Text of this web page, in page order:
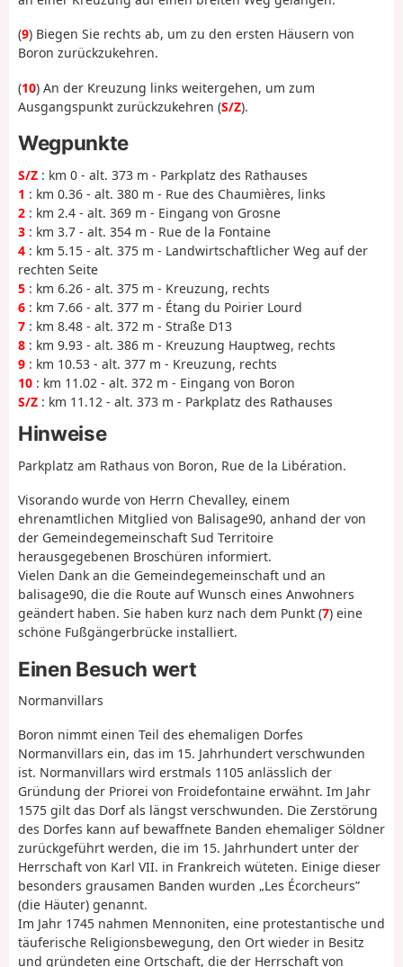
(9) Biegen Sie rechts ab, um zu den ersten Häusern von
Boron zurückzukehren.
(10) An der Kreuzung links weitergehen, um zum
Ausgangspunkt zurückzukehren (S/Z).
Wegpunkte
S/Z : km 0 - alt. 373 m - Parkplatz des Rathauses
1 : km 0.36 - alt. 380 m - Rue des Chaumières, links
2 : km 2.4 - alt. 369 m - Eingang von Grosne
3 : km 3.7 - alt. 354 m - Rue de la Fontaine
4 : km 5.15 - alt. 375 m - Landwirtschaftlicher Weg auf der
rechten Seite
5 : km 6.26 - alt. 375 m - Kreuzung, rechts
6 : km 7.66 - alt. 377 m - Étang du Poirier Lourd
7 : km 8.48 - alt. 372 m - Straße D13
8 : km 9.93 - alt. 386 m - Kreuzung Hauptweg, rechts
9 : km 10.53 - alt. 377 m - Kreuzung, rechts
10 : km 11.02 - alt. 372 m - Eingang von Boron
S/Z : km 11.12 - alt. 373 m - Parkplatz des Rathauses
Hinweise
Parkplatz am Rathaus von Boron, Rue de la Libération.
Visorando wurde von Herrn Chevalley, einem
ehrenamtlichen Mitglied von Balisage90, anhand der von
der Gemeindegemeinschaft Sud Territoire
herausgegebenen Broschüren informiert.
Vielen Dank an die Gemeindegemeinschaft und an
balisage90, die die Route auf Wunsch eines Anwohners
geändert haben. Sie haben kurz nach dem Punkt (7) eine
schöne Fußgängerbrücke installiert.
Einen Besuch wert
Normanvillars
Boron nimmt einen Teil des ehemaligen Dorfes
Normanvillars ein, das im 15. Jahrhundert verschwunden
ist. Normanvillars wird erstmals 1105 anlässlich der
Gründung der Priorei von Froidefontaine erwähnt. Im Jahr
1575 gilt das Dorf als längst verschwunden. Die Zerstörung
des Dorfes kann auf bewaffnete Banden ehemaliger Söldner
zurückgeführt werden, die im 15. Jahrhundert unter der
Herrschaft von Karl VII. in Frankreich wüteten. Einige dieser
besonders grausamen Banden wurden „Les Écorcheurs”
(die Häuter) genannt.
Im Jahr 1745 nahmen Mennoniten, eine protestantische und
täuferische Religionsbewegung, den Ort wieder in Besitz
und gründeten eine Ortschaft, die der Herrschaft von